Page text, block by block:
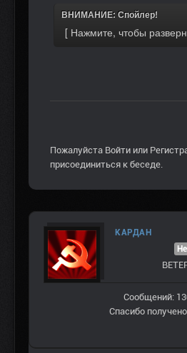
ВНИМАНИЕ: Спойлер!
Пожалуйста Войти или
присоединиться к беседе.
КАРДАН
Сообщений:
Спасибо